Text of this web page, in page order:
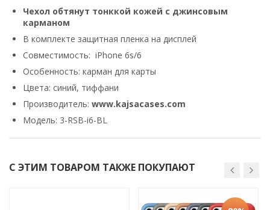
Чехол обтянут тонккой кожей с джинсовым
карманом
В комплекте защитная пленка на дисплей
Совместимость: iPhone 6s/6
Особенность: карман для карты
Цвета: синий, тиффани
Производитель: www.kajsacases.com
Модель: 3-RSB-i6-BL
С ЭТИМ ТОВАРОМ ТАКЖЕ ПОКУПАЮТ